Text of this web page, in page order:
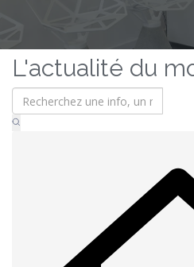
L'actualité du